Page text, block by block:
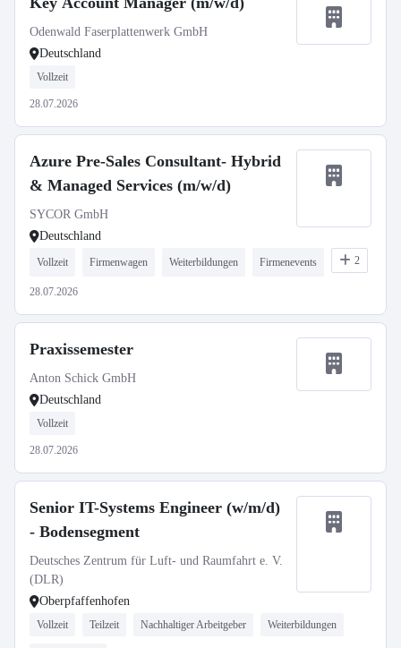
Odenwald Faserplattenwerk GmbH
Deutschland
Vollzeit
28.07.2026
Azure Pre-Sales Consultant- Hybrid
& Managed Services (m/w/d)
SYCOR GmbH
Deutschland
Vollzeit Firmenwagen Weiterbildungen Firmenevents 2
28.07.2026
Praxissemester
Anton Schick GmbH
Deutschland
Vollzeit
28.07.2026
Senior IT-Systems Engineer (w/m/d)
- Bodensegment
Deutsches Zentrum für Luft- und Raumfahrt e. V.
(DLR)
Oberpfaffenhofen
Vollzeit Teilzeit Nachhaltiger Arbeitgeber Weiterbildungen